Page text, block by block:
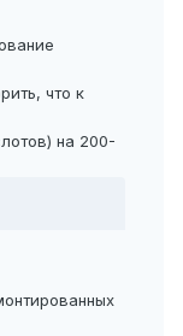
что к
на 200-